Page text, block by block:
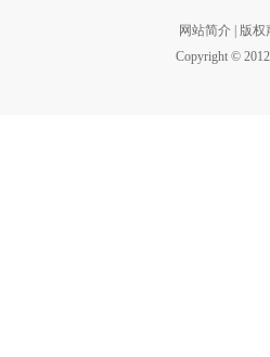
网站简介
版权
Copyright ©